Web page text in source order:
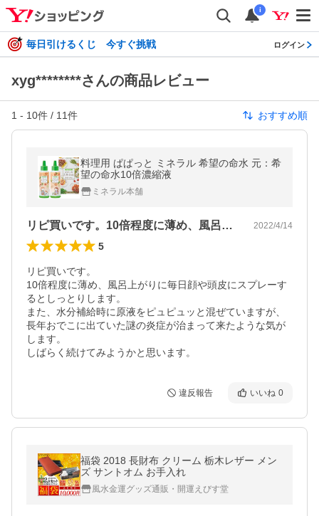
i
毎日引けるくじ 今すぐ挑戦 ログイン
xyg********さんの商品レビュー
1 - 10件 / 11件 おすすめ順
料理用 ぱぱっと ミネラル 希望の命水 元：希
望の命水10倍濃縮液
ミネラル本舗
リピ買いです。10倍程度に薄め、風呂上… 2022/4/14
5
リピ買いです。
10倍程度に薄め、風呂上がりに毎日顔や頭皮にスプレーす
るとしっとりします。
また、水分補給時に原液をピュピュッと混ぜていますが、
長年おでこに出ていた謎の炎症が治まって来たような気が
します。
しばらく続けてみようかと思います。
違反報告 いいね 0
福袋 2018 長財布 クリーム 栃木レザー メン
ズ サントオム お手入れ
風水金運グッズ通販・開運えびす堂